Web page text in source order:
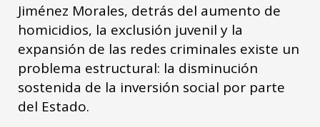
Jiménez Morales, detrás del aumento de
homicidios, la exclusión juvenil y la
expansión de las redes criminales existe un
problema estructural: la disminución
sostenida de la inversión social por parte
del Estado.